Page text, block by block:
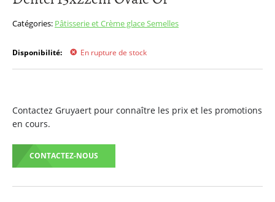
Catégories: Pâtisserie et Crème glaceSemelles
Disponibilité: En rupture de stock
Contactez Gruyaert pour connaître les prix et les promotions
en cours.
CONTACTEZ-NOUS
de
d’images